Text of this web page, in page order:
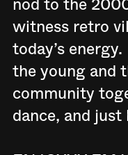
witness retro
today’s
the young and
community
dance, and just